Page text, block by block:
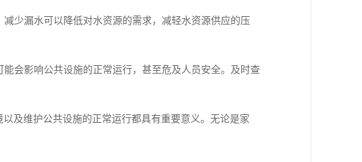
少漏水可以降低对水资源的需求，减轻水资源供应的压
会影响公共设施的正常运行，甚至危及人员安全。及时查
及维护公共设施的正常运行都具有重要意义。无论是家